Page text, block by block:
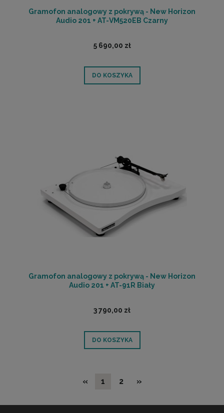
Gramofon analogowy z pokrywą - New Horizon
Audio 201 + AT-VM520EB Czarny
5 690,00 zł
DO KOSZYKA
Gramofon analogowy z pokrywą - New Horizon
Audio 201 + AT-91R Biały
3 790,00 zł
DO KOSZYKA
« 1 2 »